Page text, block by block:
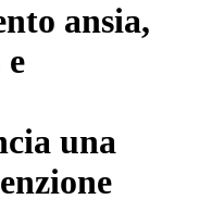
ansia,
una